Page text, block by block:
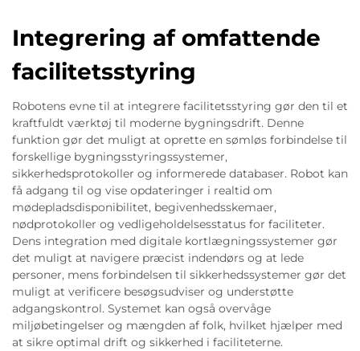
Integrering af omfattende
facilitetsstyring
Robotens evne til at integrere facilitetsstyring gør den til et
kraftfuldt værktøj til moderne bygningsdrift. Denne
funktion gør det muligt at oprette en sømløs forbindelse til
forskellige bygningsstyringssystemer,
sikkerhedsprotokoller og informerede databaser. Robot kan
få adgang til og vise opdateringer i realtid om
mødepladsdisponibilitet, begivenhedsskemaer,
nødprotokoller og vedligeholdelsesstatus for faciliteter.
Dens integration med digitale kortlægningssystemer gør
det muligt at navigere præcist indendørs og at lede
personer, mens forbindelsen til sikkerhedssystemer gør det
muligt at verificere besøgsudviser og understøtte
adgangskontrol. Systemet kan også overvåge
miljøbetingelser og mængden af folk, hvilket hjælper med
at sikre optimal drift og sikkerhed i faciliteterne.